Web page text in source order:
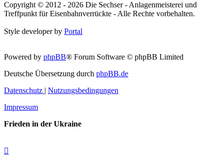
Copyright © 2012 - 2026 Die Sechser - Anlagenmeisterei und
Treffpunkt für Eisenbahnverrückte - Alle Rechte vorbehalten.
Style developer by Portal
Powered by phpBB® Forum Software © phpBB Limited
Deutsche Übersetzung durch phpBB.de
Datenschutz | Nutzungsbedingungen
Impressum
Frieden in der Ukraine